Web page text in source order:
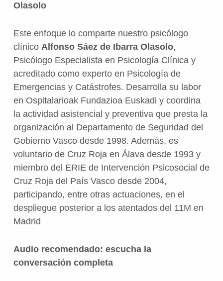
Olasolo
Este enfoque lo comparte nuestro psicólogo
clínico Alfonso Sáez de Ibarra Olasolo,
Psicólogo Especialista en Psicología Clínica y
acreditado como experto en Psicología de
Emergencias y Catástrofes. Desarrolla su labor
en Ospitalarioak Fundazioa Euskadi y coordina
la actividad asistencial y preventiva que presta la
organización al Departamento de Seguridad del
Gobierno Vasco desde 1998. Además, es
voluntario de Cruz Roja en Álava desde 1993 y
miembro del ERIE de Intervención Psicosocial de
Cruz Roja del País Vasco desde 2004,
participando, entre otras actuaciones, en el
despliegue posterior a los atentados del 11M en
Madrid
Audio recomendado: escucha la
conversación completa